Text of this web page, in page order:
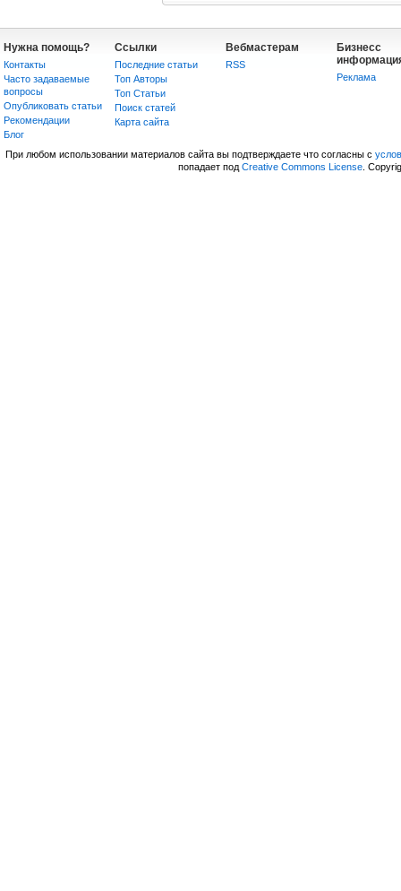
Нужна помощь?
Контакты
Часто задаваемые
вопросы
Опубликовать статьи
Рекомендации
Блог
Ссылки
Последние статьи
Топ Авторы
Топ Статьи
Поиск статей
Карта сайта
Вебмастерам
RSS
Бизнесс
Реклама
При любом использовании материалов сайта вы подтверждаете что согласны с
попадает под Creative Commons License.